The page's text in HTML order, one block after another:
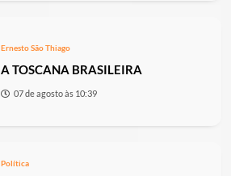
Ernesto São Thiago
A TOSCANA BRASILEIRA
07 de agosto às 10:39
Política